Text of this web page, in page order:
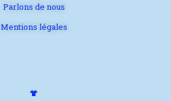
Parlons de nous
Mentions légales